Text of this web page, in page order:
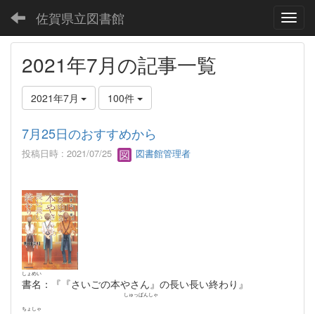
佐賀県立図書館
2021年7月の記事一覧
2021年7月 100件
7月25日のおすすめから
投稿日時 : 2021/07/25 図書館管理者
書名
しょめい
：『『さいごの本やさん』の長い長い終わり』
ちょしゃ
しゅっぱんしゃ